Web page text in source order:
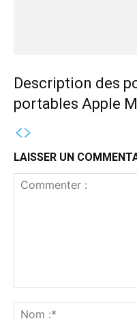
Description des
portables Apple
LAISSER UN